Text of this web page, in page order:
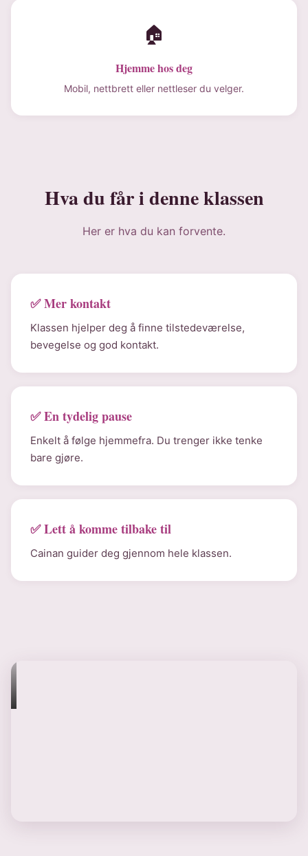
🏠
Hjemme hos deg
Mobil, nettbrett eller nettleser du velger.
Hva du får i denne klassen
Her er hva du kan forvente.
✅ Mer kontakt
Klassen hjelper deg å finne tilstedeværelse,
bevegelse og god kontakt.
✅ En tydelig pause
Enkelt å følge hjemmefra. Du trenger ikke tenke
bare gjøre.
✅ Lett å komme tilbake til
Cainan guider deg gjennom hele klassen.